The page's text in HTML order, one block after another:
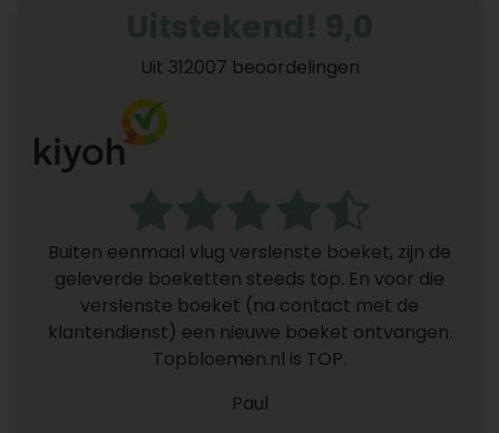
Uit 312007 beoordelingen
Buiten eenmaal vlug verslenste boeket, zijn de
geleverde boeketten steeds top. En voor die
verslenste boeket (na contact met de
klantendienst) een nieuwe boeket ontvangen.
Topbloemen.nl is TOP.
Paul